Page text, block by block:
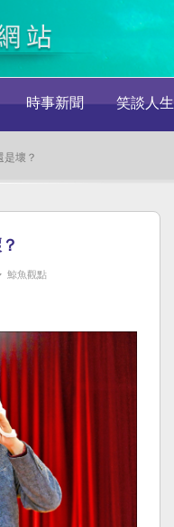
時事新聞 笑談人生
是壞？
鯨魚觀點